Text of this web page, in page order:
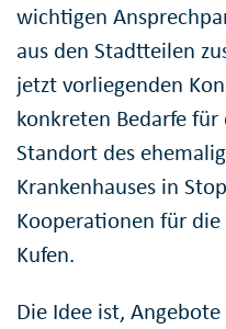
wichtigen
aus den Stadtteilen
jetzt vorliegenden
konkreten Bedarfe für
Standort des
Krankenhauses in
Kooperationen für
Kufen.
Die Idee ist,